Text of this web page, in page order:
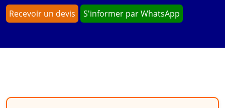
Recevoir un devis S'informer par WhatsApp